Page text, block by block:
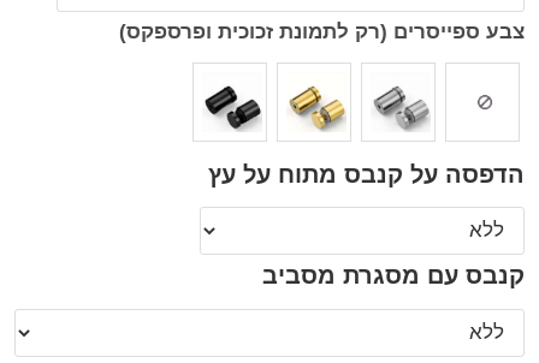
צבע ספייסרים (רק לתמונת זכוכית ופרספקס)
הדפסה על קנבס מתוח על עץ
קנבס עם מסגרת מסביב